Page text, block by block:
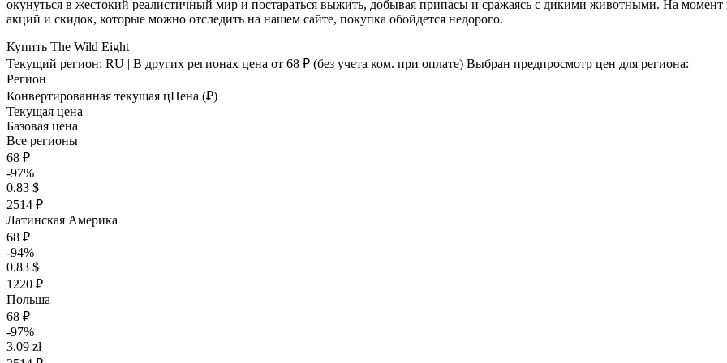
окунуться в жестокий реалистичный мир и постараться выжить, добывая припасы и сражаясь с дикими животными. На
акций и скидок, которые можно отследить на нашем сайте, покупка обойдется недорого.
Купить The Wild Eight
Текущий регион: RU | В других регионах цена от 68 ₽ (без учета ком. при оплате) Выбран предпросмотр цен для региона:
Регион
Конвертированная текущая цЦена (₽)
Текущая цена
Базовая цена
Все регионы
68 ₽
-97%
0.83 $
2514 ₽
Латинская Америка
68 ₽
-94%
0.83 $
1220 ₽
Польша
68 ₽
-97%
3.09 zł